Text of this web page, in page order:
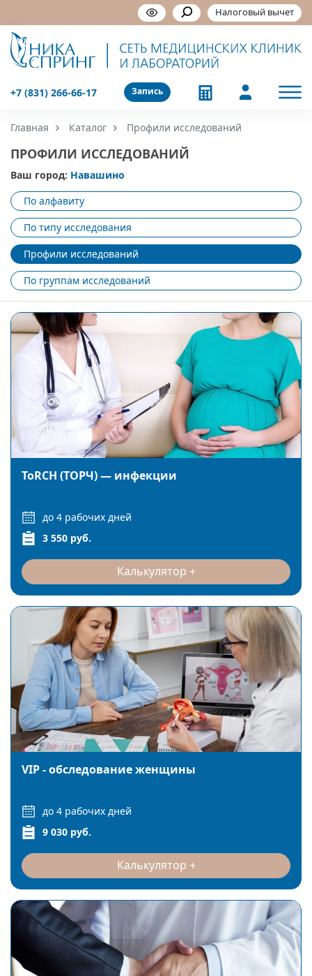
Налоговый вычет
Запись
+7 (831) 266-66-17
Главная Каталог Профили исследований
ПРОФИЛИ ИССЛЕДОВАНИЙ
Ваш город: Навашино
По алфавиту
По типу исследования
Профили исследований
По группам исследований
ToRCH (ТОРЧ) — инфекции
до 4 рабочих дней
3 550 руб.
Калькулятор
VIP - обследование женщины
до 4 рабочих дней
9 030 руб.
Калькулятор